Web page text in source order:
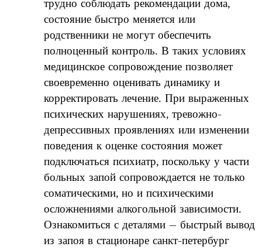
трудно соблюдать рекомендации дома,
состояние быстро меняется или
родственники не могут обеспечить
полноценный контроль. В таких условиях
медицинское сопровождение позволяет
своевременно оценивать динамику и
корректировать лечение. При выраженных
психических нарушениях, тревожно-
депрессивных проявлениях или изменении
поведения к оценке состояния может
подключаться психиатр, поскольку у части
больных запой сопровождается не только
соматическими, но и психическими
осложнениями алкогольной зависимости.
Ознакомиться с деталями – быстрый вывод
из запоя в стационаре санкт-петербург